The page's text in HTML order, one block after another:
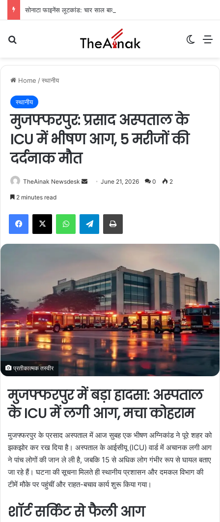
सोनाटा फाइनेंस लूटकांड: चार साल बाद मुजफ्फरपुर से मुख्य आरोपी गिरफ्तार
Home /स्थानीय
स्थानीय
मुजफ्फरपुर: प्रसाद अस्पताल के
ICU में भीषण आग, 5 मरीजों की
दर्दनाक मौत
TheAinak Newsdesk
a
a
i
June 21, 2026 0 2
2 minutes read
Telegram
प्रतीकात्मक तस्वीर
मुजफ्फरपुर में बड़ा हादसा: अस्पताल
के ICU में लगी आग, मचा कोहराम
मुजफ्फरपुर के प्रसाद अस्पताल में आज सुबह एक भीषण अग्निकांड ने पूरे शहर को
झकझोर कर रख दिया है। अस्पताल के आईसीयू (ICU) वार्ड में अचानक लगी आग
ने पांच लोगों की जान ले ली है, जबकि 15 से अधिक लोग गंभीर रूप से घायल बताए
जा रहे हैं। घटना की सूचना मिलते ही स्थानीय प्रशासन और दमकल विभाग की
टीमें मौके पर पहुंचीं और राहत-बचाव कार्य शुरू किया गया।
शॉर्ट सर्किट से फैली आग